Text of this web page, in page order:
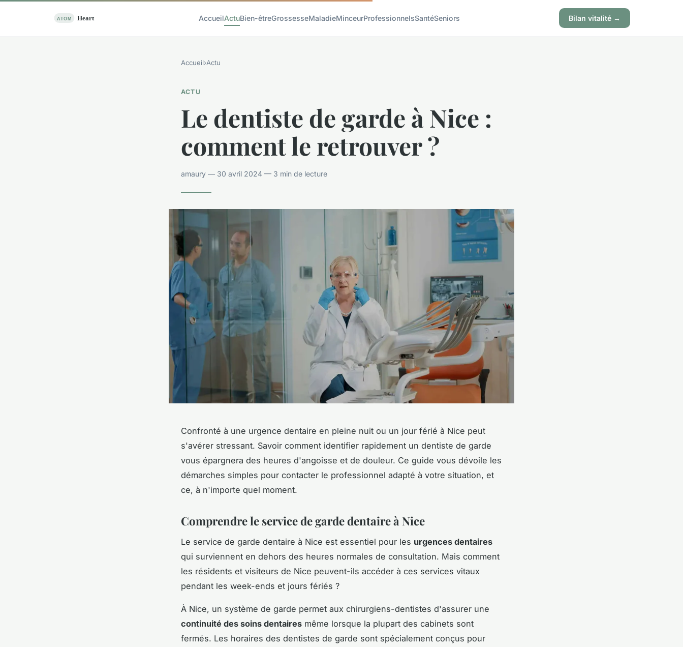
AccueilActuBien-êtreGrossesseMaladieMinceurProfessionnelsSantéSeniors Bilan vitalité →
Accueil›Actu
ACTU
Le dentiste de garde à Nice :
comment le retrouver ?
amaury — 30 avril 2024 — 3 min de lecture
Confronté à une urgence dentaire en pleine nuit ou un jour férié à Nice peut
s'avérer stressant. Savoir comment identifier rapidement un dentiste de garde
vous épargnera des heures d'angoisse et de douleur. Ce guide vous dévoile les
démarches simples pour contacter le professionnel adapté à votre situation, et
ce, à n'importe quel moment.
Comprendre le service de garde dentaire à Nice
Le service de garde dentaire à Nice est essentiel pour les urgences dentaires
qui surviennent en dehors des heures normales de consultation. Mais comment
les résidents et visiteurs de Nice peuvent-ils accéder à ces services vitaux
pendant les week-ends et jours fériés ?
À Nice, un système de garde permet aux chirurgiens-dentistes d'assurer une
continuité des soins dentaires même lorsque la plupart des cabinets sont
fermés. Les horaires des dentistes de garde sont spécialement conçus pour